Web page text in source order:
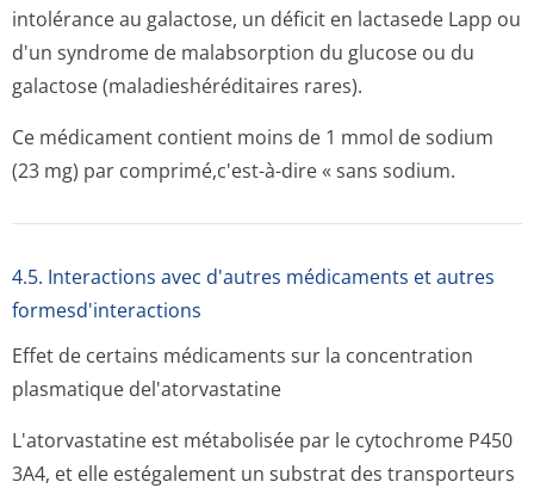
intolérance au galactose, un déficit en lactasede Lapp ou
d'un syndrome de malabsorption du glucose ou du
galactose (maladieshéré­ditaires rares).
Ce médicament contient moins de 1 mmol de sodium
(23 mg) par comprimé,c'est-à-dire « sans sodium.
4.5. Interactions avec d'autres médicaments et autres
formesd'interactions
Effet de certains médicaments sur la concentration
plasmatique del'atorvastatine
L'atorvastatine est métabolisée par le cytochrome P450
3A4, et elle estégalement un substrat des transporteurs